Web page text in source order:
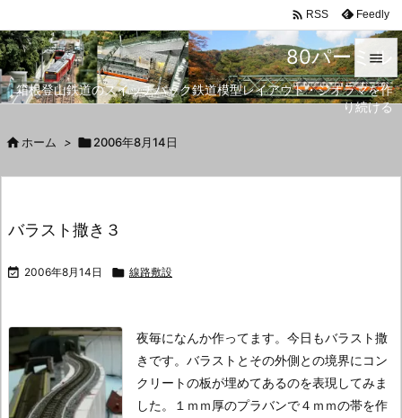
80パーミル
箱根登山鉄道のスイッチバック鉄道模型レイアウト・ジオラマを作
り続ける


メニュ
 RSS Feedly
 ホーム > 2006年8月14日
バラスト撒き３
 2006年8月14日  線路敷設
夜毎になんか作ってます。 今日もバラスト撒
きです。 バラストとその外側との境界にコン
クリートの板が埋めてあるのを表現してみま
した。
１ｍｍ厚のプラバンで４ｍｍの帯を作